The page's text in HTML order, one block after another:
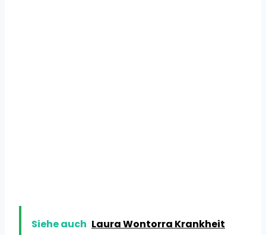
Siehe auch Laura Wontorra Krankheit